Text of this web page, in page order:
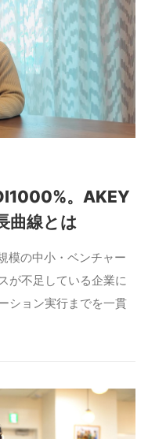
。AKEY
曲線とは
模の中小・ベンチャー
が不足している企業に
ション実行までを一貫